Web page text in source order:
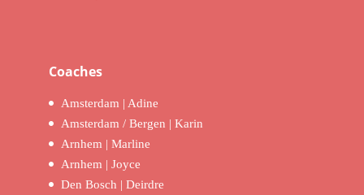
Coaches
Amsterdam | Adine
Amsterdam / Bergen | Karin
Arnhem | Marline
Arnhem | Joyce
Den Bosch | Deirdre